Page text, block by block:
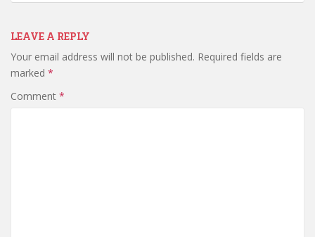
LEAVE A REPLY
Your email address will not be published. Required fields are
marked *
Comment *